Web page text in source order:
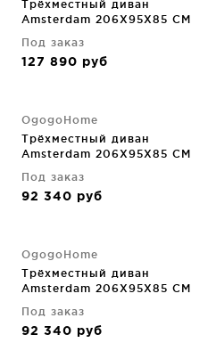
Трёхместный диван
Amsterdam 206X95X85 CM
Под заказ
127 890 руб
OgogoHome
Трёхместный диван
Amsterdam 206X95X85 CM
Под заказ
92 340 руб
OgogoHome
Трёхместный диван
Amsterdam 206X95X85 CM
Под заказ
92 340 руб